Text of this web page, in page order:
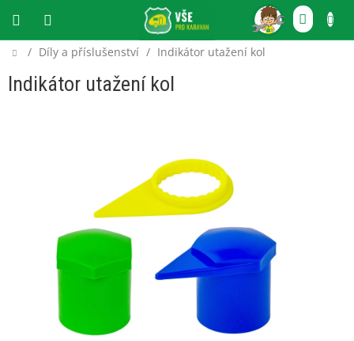
obsah
CZK
Domů
/ Díly a příslušenství / Indikátor utažení kol
Indikátor utažení kol